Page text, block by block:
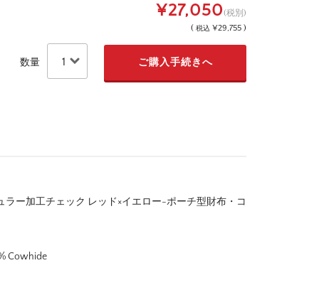
¥27,050(税別)
( 税込 ¥29,755 )
数量
ラー加工チェック レッド×イエロー-ポーチ型財布・コ
Cowhide